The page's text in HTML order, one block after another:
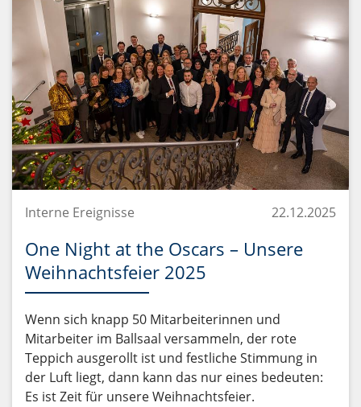
Interne Ereignisse 22.12.2025
One Night at the Oscars – Unsere
Weihnachtsfeier 2025
Wenn sich knapp 50 Mitarbeiterinnen und
Mitarbeiter im Ballsaal versammeln, der rote
Teppich ausgerollt ist und festliche Stimmung in
der Luft liegt, dann kann das nur eines bedeuten:
Es ist Zeit für unsere Weihnachtsfeier.